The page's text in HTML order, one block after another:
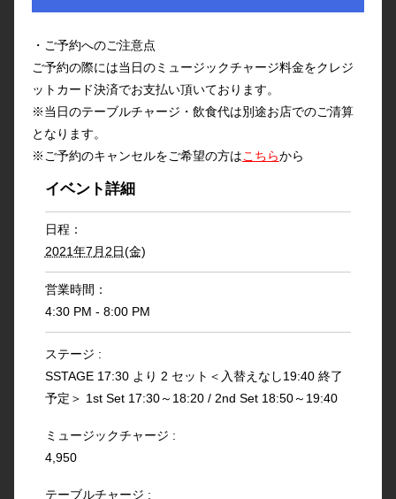
・ご予約へのご注意点
ご予約の際には当日のミュージックチャージ料金をクレジ
ットカード決済でお支払い頂いております。
※当日のテーブルチャージ・飲食代は別途お店でのご清算
となります。
※ご予約のキャンセルをご希望の方はこちらから
イベント詳細
日程：
2021年7月2日(金)
営業時間：
4:30 PM - 8:00 PM
ステージ :
SSTAGE 17:30 より 2 セット＜入替えなし19:40 終了
予定＞ 1st Set 17:30～18:20 / 2nd Set 18:50～19:40
ミュージックチャージ :
4,950
テーブルチャージ :